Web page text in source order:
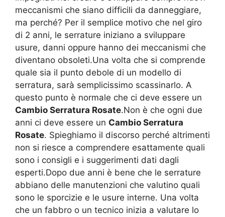
meccanismi che siano difficili da danneggiare,
ma perché? Per il semplice motivo che nel giro
di 2 anni, le serrature iniziano a sviluppare
usure, danni oppure hanno dei meccanismi che
diventano obsoleti.Una volta che si comprende
quale sia il punto debole di un modello di
serratura, sarà semplicissimo scassinarlo. A
questo punto è normale che ci deve essere un
Cambio Serratura Rosate.Non è che ogni due
anni ci deve essere un Cambio Serratura
Rosate. Spieghiamo il discorso perché altrimenti
non si riesce a comprendere esattamente quali
sono i consigli e i suggerimenti dati dagli
esperti.Dopo due anni è bene che le serrature
abbiano delle manutenzioni che valutino quali
sono le sporcizie e le usure interne. Una volta
che un fabbro o un tecnico inizia a valutare lo